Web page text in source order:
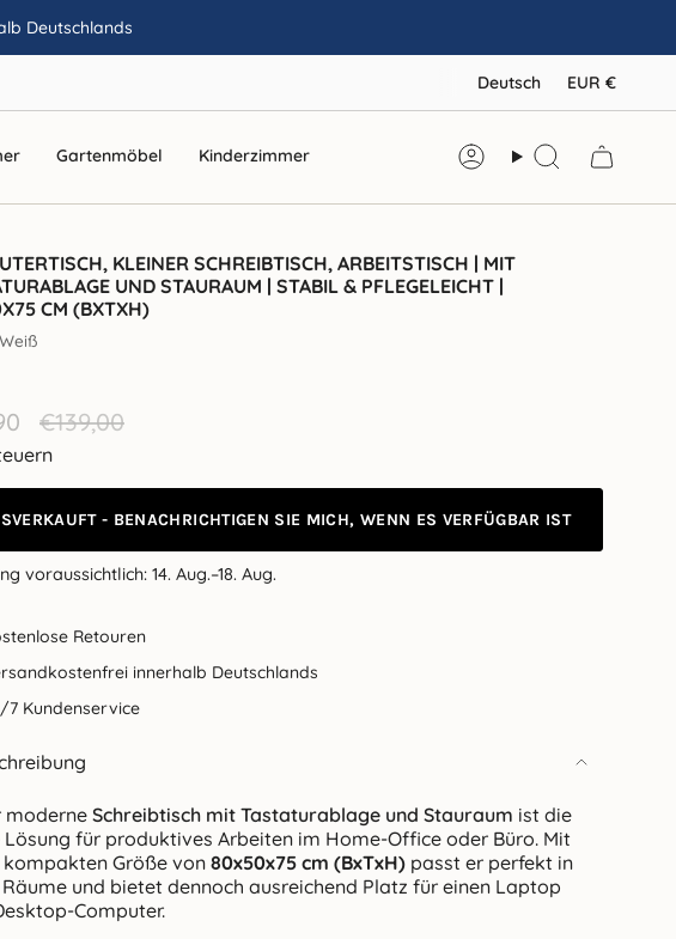
Deutschlands
Deutsch EUR €
Gartenmöbel Kinderzimmer Konto Suche
KLEINER SCHREIBTISCH, ARBEITSTISCH | MIT
UND STAURAUM | STABIL & PFLEGELEICHT |
CM (BXTXH)
Weiß
Regulärer
Preis
€139,00
- BENACHRICHTIGEN SIE MICH, WENN ES VERFÜGBAR IST
voraussichtlich: 14. Aug.–18. Aug.
Retouren
innerhalb Deutschlands
7 Kundenservice
moderneSchreibtisch mit Tastaturablage und Stauraum ist die
Lösung für produktives Arbeiten im Home-Office oder Büro. Mit
kompakten Größe von 80x50x75 cm (BxTxH) passt er perfekt in
und bietet dennoch ausreichend Platz für einen Laptop
Computer.